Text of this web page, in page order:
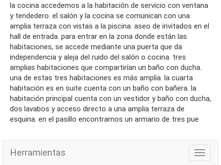
la cocina accedemos a la habitación de servicio con ventana
y tendedero. el salón y la cocina se comunican con una
amplia terraza con vistas a la piscina. aseo de invitados en el
hall de entrada. para entrar en la zona donde están las
habitaciones, se accede mediante una puerta que da
independencia y aleja del ruido del salón o cocina. tres
amplias habitaciones que compartirían un baño con ducha.
una de estas tres habitaciones es más amplia. la cuarta
habitación es en suite cuenta con un baño con bañera. la
habitación principal cuenta con un vestidor y baño con ducha,
dos lavabos y acceso directo a una amplia terraza de
esquina. en el pasillo encontramos un armario de tres pue
Herramientas